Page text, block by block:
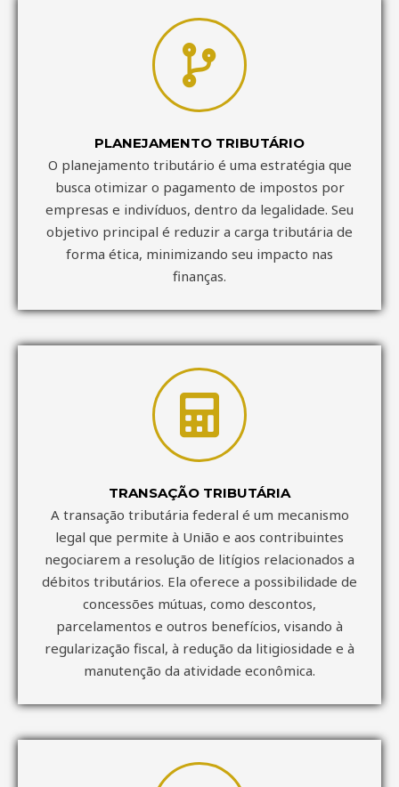
PLANEJAMENTO TRIBUTÁRIO
O planejamento tributário é uma estratégia que
busca otimizar o pagamento de impostos por
empresas e indivíduos, dentro da legalidade. Seu
objetivo principal é reduzir a carga tributária de
forma ética, minimizando seu impacto nas
finanças.
TRANSAÇÃO TRIBUTÁRIA
A transação tributária federal é um mecanismo
legal que permite à União e aos contribuintes
negociarem a resolução de litígios relacionados a
débitos tributários. Ela oferece a possibilidade de
concessões mútuas, como descontos,
parcelamentos e outros benefícios, visando à
regularização fiscal, à redução da litigiosidade e à
manutenção da atividade econômica.